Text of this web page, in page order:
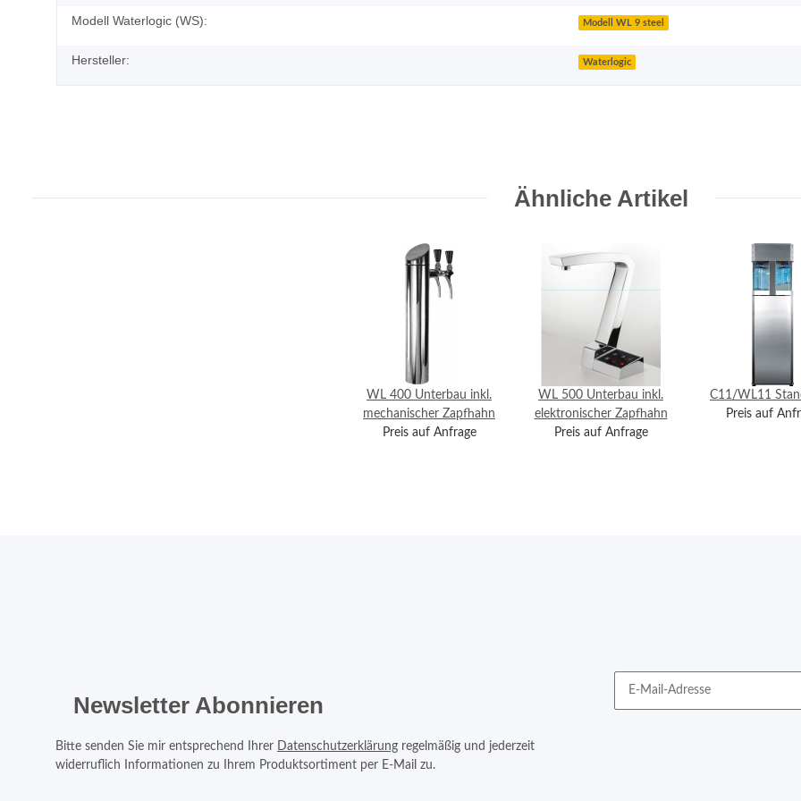
Modell Waterlogic (WS): Modell WL 9 steel
Hersteller: Waterlogic
Ähnliche Artikel
WL 400 Unterbau inkl.
mechanischer Zapfhahn
Preis auf Anfrage
WL 500 Unterbau inkl.
elektronischer Zapfhahn
Preis auf Anfrage
C11/WL11
Preis auf
Newsletter Abonnieren
Bitte senden Sie mir entsprechend Ihrer Datenschutzerklärung regelmäßig und jederzeit
widerruflich Informationen zu Ihrem Produktsortiment per E-Mail zu.